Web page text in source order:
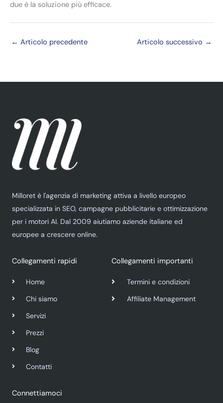
due è la soluzione più efficace.
← Articolo precedente Articolo successivo →
Milloret è l'agenzia di marketing attiva a livello europeo
specializzata in SEO, campagne pubblicitarie e ottimizzazione
per i motori AI. Dal 2009 aiutiamo aziende italiane ed
europee a crescere online.
Collegamenti rapidi
Home
Chi siamo
Servizi
Prezzi
Blog
Contatti
Collegamenti importanti
Termini e condizioni
Affiliate Management
Connettiamoci